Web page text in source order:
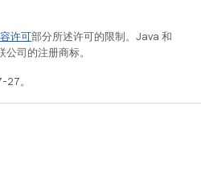
许可部分所述许可的限制。Java 和
司的注册商标。
。